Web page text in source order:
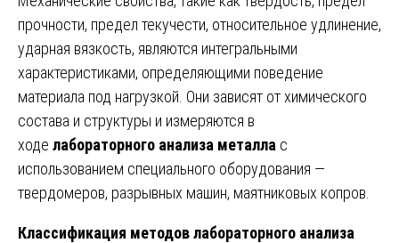
прочности, предел текучести, относительное удлинение,
ударная вязкость, являются интегральными
характеристиками, определяющими поведение
материала под нагрузкой. Они зависят от химического
состава и структуры и измеряются в
ходе лабораторного анализа металла с
использованием специального оборудования —
твердомеров, разрывных машин, маятниковых копров.
Классификация методов лабораторного анализа